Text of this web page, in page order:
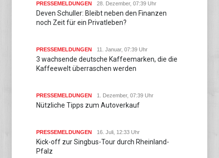
PRESSEMELDUNGEN 28. Dezember, 07:39 Uhr
Deven Schuller: Bleibt neben den Finanzen
noch Zeit für ein Privatleben?
PRESSEMELDUNGEN 11. Januar, 07:39 Uhr
3 wachsende deutsche Kaffeemarken, die die
Kaffeewelt überraschen werden
PRESSEMELDUNGEN 1. Dezember, 07:39 Uhr
Nützliche Tipps zum Autoverkauf
PRESSEMELDUNGEN 16. Juli, 12:33 Uhr
Kick-off zur Singbus-Tour durch Rheinland-
Pfalz